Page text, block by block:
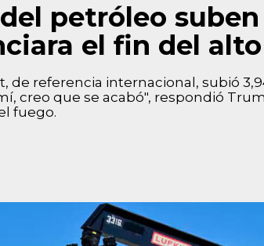
petróleo
el fin del
de referencia internacional, subió
creo que se acabó", respondió
fuego.